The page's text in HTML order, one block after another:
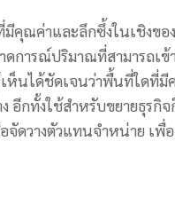
ค่าและลึกซึ้งในเชิงของ
การณ์ปริมาณที่สามารถเ
นได้ชัดเจนว่าพื้นที่ใดที่มี
อีกทั้งใช้สำหรับขยายธุรกิ
ดวางตัวแทนจำหน่าย เพื่อ